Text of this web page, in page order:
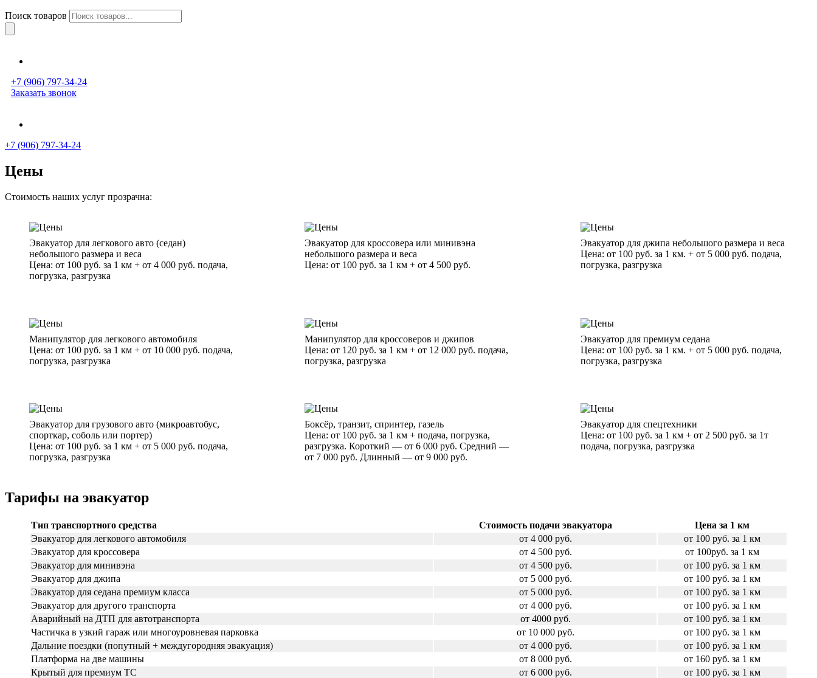
Поиск товаров
+7 (906) 797-34-24
Заказать звонок
+7 (906) 797-34-24
Цены
Стоимость наших услуг прозрачна:
Эвакуатор для легкового авто (седан)
небольшого размера и веса
Цена: от 100 руб. за 1 км + от 4 000 руб. подача,
погрузка, разгрузка
Эвакуатор для кроссовера или минивэна
небольшого размера и веса
Цена: от 100 руб. за 1 км + от 4 500 руб.
Эвакуатор для джипа небольшого размера и веса
Цена: от 100 руб. за 1 км. + от 5 000 руб. подача,
погрузка, разгрузка
Манипулятор для легкового автомобиля
Цена: от 100 руб. за 1 км + от 10 000 руб. подача,
погрузка, разгрузка
Манипулятор для кроссоверов и джипов
Цена: от 120 руб. за 1 км + от 12 000 руб. подача,
погрузка, разгрузка
Эвакуатор для премиум седана
Цена: от 100 руб. за 1 км. + от 5 000 руб. подача,
погрузка, разгрузка
Эвакуатор для грузового авто (микроавтобус,
спорткар, соболь или портер)
Цена: от 100 руб. за 1 км + от 5 000 руб. подача,
погрузка, разгрузка
Боксёр, транзит, спринтер, газель
Цена: от 100 руб. за 1 км + подача, погрузка,
разгрузка. Короткий — от 6 000 руб. Средний —
от 7 000 руб. Длинный — от 9 000 руб.
Эвакуатор для спецтехники
Цена: от 100 руб. за 1 км + от 2 500 руб. за 1т
подача, погрузка, разгрузка
Тарифы на эвакуатор
Тип транспортного средства Стоимость подачи эвакуатора
Цена за 1 км
Эвакуатор для легкового автомобиля
от 4 000 руб.
от 100 руб. за 1 км
Эвакуатор для кроссовера
от 4 500 руб.
от 100руб. за 1 км
Эвакуатор для минивэна
от 4 500 руб.
от 100 руб. за 1 км
Эвакуатор для джипа
от 5 000 руб.
от 100 руб. за 1 км
Эвакуатор для седана премиум класса
от 5 000 руб.
от 100 руб. за 1 км
Эвакуатор для другого транспорта
от 4 000 руб.
от 100 руб. за 1 км
Аварийный на ДТП для автотранспорта
от 4000 руб.
от 100 руб. за 1 км
Частичка в узкий гараж или многоуровневая парковка
от 10 000 руб.
от 100 руб. за 1 км
Дальние поездки (попутный + междугородняя эвакуация)
от 4 000 руб.
от 100 руб. за 1 км
Платформа на две машины
от 8 000 руб.
от 160 руб. за 1 км
Крытый для премиум ТС
от 6 000 руб. от 100 руб. за 1 км